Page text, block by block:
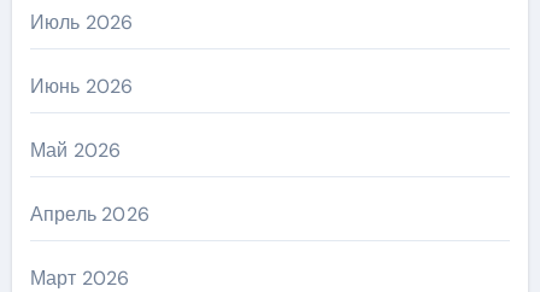
Июль 2026
Июнь 2026
Май 2026
Апрель 2026
Март 2026